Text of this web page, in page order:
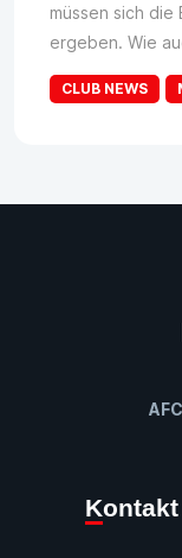
müssen sich die
ergeben. Wie
CLUB NEWS
Kontakt